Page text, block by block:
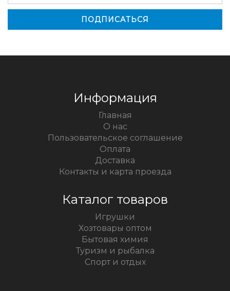
Информация
Главная
О нас
Пользовательское соглашение
Оплата
Доставка
Контакты и карта проезда
Каталог товаров
Игрушки
Хозтовары оптом
Бытовая химия
Туризм и рыбалка
Спорт и отдых